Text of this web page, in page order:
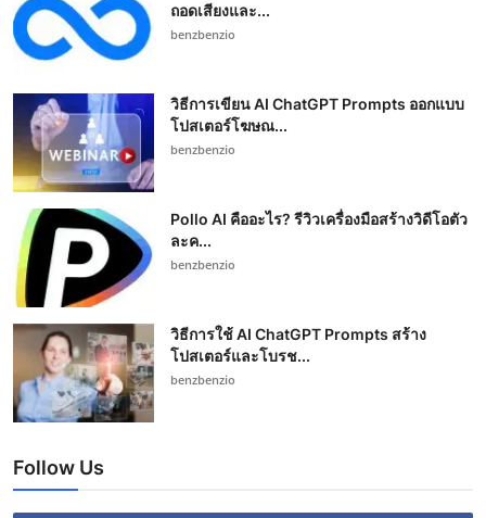
ถอดเสียงและ...
benzbenzio
วิธีการเขียน AI ChatGPT Prompts ออกแบบ
โปสเตอร์โฆษณ...
benzbenzio
Pollo AI คืออะไร? รีวิวเครื่องมือสร้างวิดีโอตัว
ละค...
benzbenzio
วิธีการใช้ AI ChatGPT Prompts สร้าง
โปสเตอร์และโบรช...
benzbenzio
Follow Us